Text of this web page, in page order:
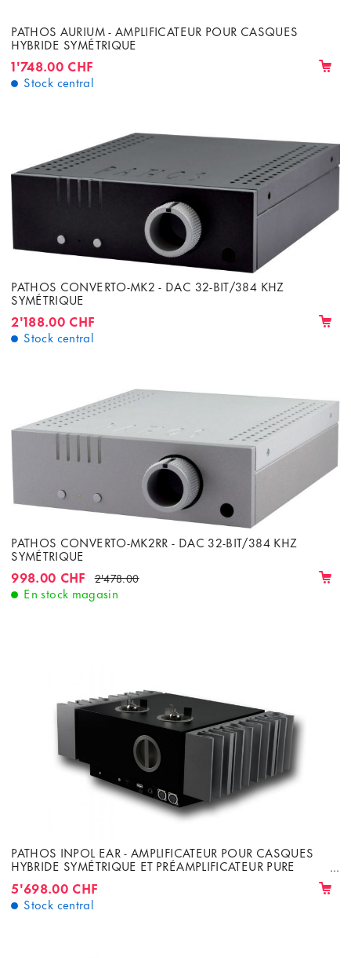
PATHOS AURIUM - AMPLIFICATEUR POUR CASQUES
HYBRIDE SYMÉTRIQUE
1'748.00 CHF
Stock central
PATHOS CONVERTO-MK2 - DAC 32-BIT/384 KHZ
SYMÉTRIQUE
2'188.00 CHF
Stock central
PATHOS CONVERTO-MK2RR - DAC 32-BIT/384 KHZ
SYMÉTRIQUE
998.00 CHF 2'478.00
En stock magasin
PATHOS INPOL EAR - AMPLIFICATEUR POUR CASQUES
HYBRIDE SYMÉTRIQUE ET PRÉAMPLIFICATEUR PURE
5'698.00 CHF
Stock central